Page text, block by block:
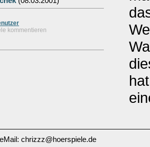
kommentieren
eMail: chrizzz@hoerspiele.de